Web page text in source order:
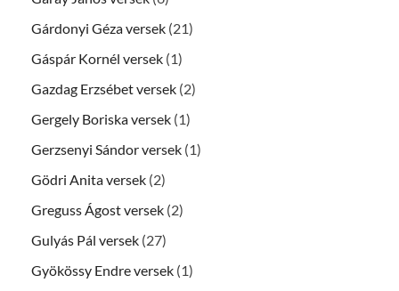
Gárdonyi Géza versek (21)
Gáspár Kornél versek (1)
Gazdag Erzsébet versek (2)
Gergely Boriska versek (1)
Gerzsenyi Sándor versek (1)
Gödri Anita versek (2)
Greguss Ágost versek (2)
Gulyás Pál versek (27)
Gyökössy Endre versek (1)